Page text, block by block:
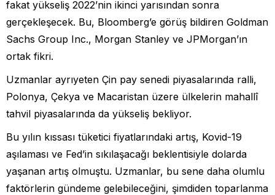
fakat yükseliş 2022’nin ikinci yarısından sonra
gerçekleşecek. Bu, Bloomberg’e görüş bildiren Goldman
Sachs Group Inc., Morgan Stanley ve JPMorgan’ın
ortak fikri.
Uzmanlar ayrıyeten Çin pay senedi piyasalarında ralli,
Polonya, Çekya ve Macaristan üzere ülkelerin mahallî
tahvil piyasalarında da yükseliş bekliyor.
Bu yılın kıssası tüketici fiyatlarındaki artış, Kovid-19
aşılaması ve Fed’in sıkılaşacağı beklentisiyle dolarda
yaşanan artış olmuştu. Uzmanlar, bu sene daha olumlu
faktörlerin gündeme gelebileceğini, şimdiden toparlanma